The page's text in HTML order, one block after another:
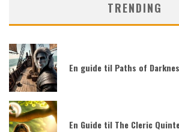
TRENDING
En guide til Paths of
En Guide til The Cleric